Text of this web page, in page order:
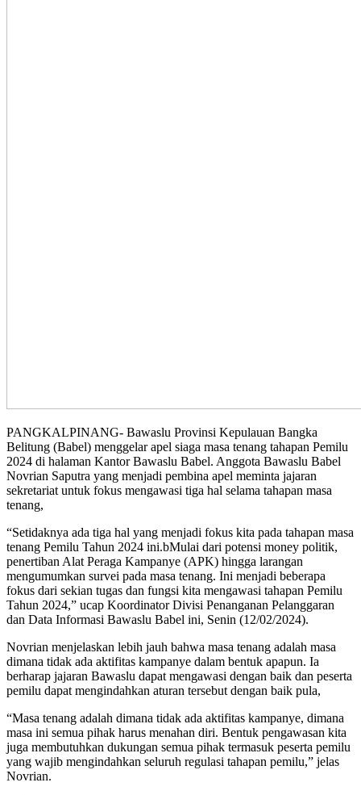
PANGKALPINANG- Bawaslu Provinsi Kepulauan Bangka
Belitung (Babel) menggelar apel siaga masa tenang tahapan Pemilu
2024 di halaman Kantor Bawaslu Babel. Anggota Bawaslu Babel
Novrian Saputra yang menjadi pembina apel meminta jajaran
sekretariat untuk fokus mengawasi tiga hal selama tahapan masa
tenang,
“Setidaknya ada tiga hal yang menjadi fokus kita pada tahapan masa
tenang Pemilu Tahun 2024 ini.bMulai dari potensi money politik,
penertiban Alat Peraga Kampanye (APK) hingga larangan
mengumumkan survei pada masa tenang. Ini menjadi beberapa
fokus dari sekian tugas dan fungsi kita mengawasi tahapan Pemilu
Tahun 2024,” ucap Koordinator Divisi Penanganan Pelanggaran
dan Data Informasi Bawaslu Babel ini, Senin (12/02/2024).
Novrian menjelaskan lebih jauh bahwa masa tenang adalah masa
dimana tidak ada aktifitas kampanye dalam bentuk apapun. Ia
berharap jajaran Bawaslu dapat mengawasi dengan baik dan peserta
pemilu dapat mengindahkan aturan tersebut dengan baik pula,
“Masa tenang adalah dimana tidak ada aktifitas kampanye, dimana
masa ini semua pihak harus menahan diri. Bentuk pengawasan kita
juga membutuhkan dukungan semua pihak termasuk peserta pemilu
yang wajib mengindahkan seluruh regulasi tahapan pemilu,” jelas
Novrian.